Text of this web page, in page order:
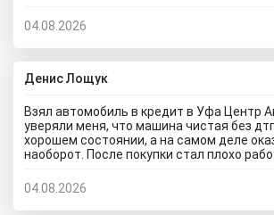
спасут его. Только на ремонт будет
денег, проше сразу нормальное авто
с их драндулетами мучиться. Врут и про
ниже рыночных нифига, просто это
дом про автосалон Оптимум Авто отзывы
04.08.2026
Денис Лощук
Взял автомобиль в кредит в Уфа Центр
уверяли меня, что машина чистая без
хорошем состоянии, а на самом деле
наоборот. После покупки стал плохо
аккумулятор. Пришлось менять на
недели начала глохнуть, с трудом ее
обратно в автосалон. Пытался сделать
04.08.2026